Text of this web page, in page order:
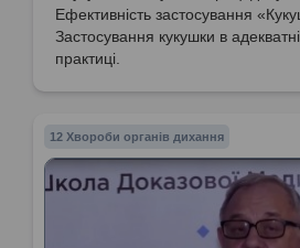
Ефективність застосування
Застосування кукушки в
практиці.
12 Хвороби органів дихання